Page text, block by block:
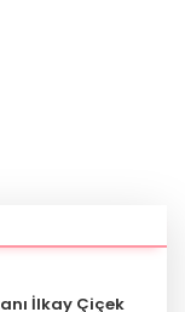
İlkay Çiçek